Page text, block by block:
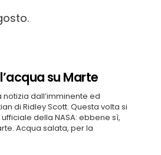
su Marte
notizia dall’imminente ed
di Ridley Scott. Questa volta si
della NASA: ebbene sì,
Acqua salata, per la